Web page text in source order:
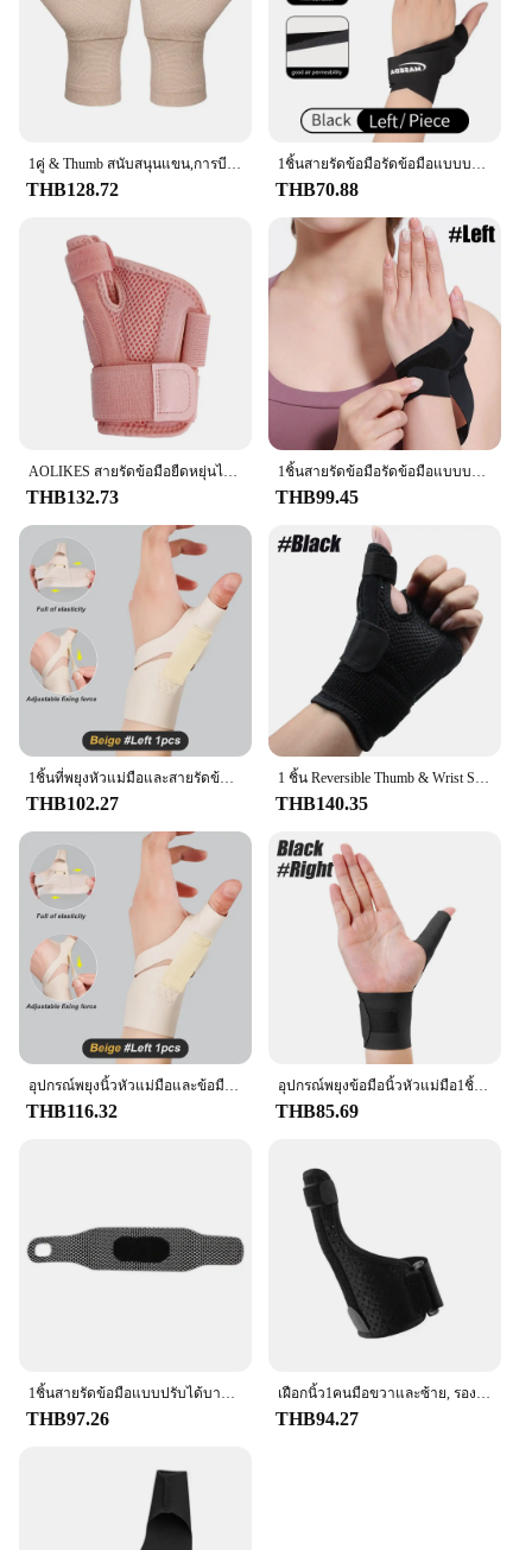
THB128.72 THB70.88
THB132.73 THB99.45
1ชิ้นที่พยุงหัวแม่มือและสายรัดข้อมือซ้ายขวาสำหรับผู้หญิง & ผู้ชาย Spica splint ตัวรัดนิ้วหัวแม่มือ CMC พร้อมปลอกพยุงนิ้วหัวแม่มือสำหรับโรคข้ออักเสบ
THB102.27
1 ชิ้น Reversible Thumb & Wrist Stabilizer Splint สําหรับ BlackBerry Thumb, Trigger Finger, บรรเทาอาการปวด, โรคข้ออักเสบ, Tendonitis, Sprained
THB140.35
อุปกรณ์พยุงนิ้วหัวแม่มือและข้อมือกันน้ำพร้อมตัวกันนิ้วหัวแม่มือรองรับมือขวาและซ้ายสำหรับโรคข้ออักเสบเฝือกเดือย1ชิ้น
THB116.32
อุปกรณ์พยุงข้อมือนิ้วหัวแม่มือ1ชิ้นถุงมือไร้นิ้วโรคข้ออักเสบแบบยืดหยุ่นสำหรับ Relief อาการปวดเฝือกปลอกรัดสวมแขนข้อมือสำหรับเคล็ดขัดยอก
THB85.69
1ชิ้นสายรัดข้อมือแบบปรับได้บางพิเศษสายรัดข้อมือออกกำลังกายเอ็นกล้ามเนื้ออักเสบสายรัดข้อมือสำหรับเล่นกีฬาอุปกรณ์ป้องกันกระดูกข้อมือ
THB97.26
เฝือกนิ้ว1คนมือขวาและซ้าย, รองรับนิ้วหัวแม่มือพลิกกลับได้, ปลอกเอ็นสายรัดข้อมือปลอกนิ้วหัวแม่มือ
THB94.27